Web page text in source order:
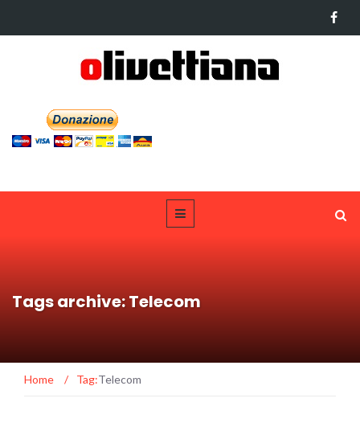
Tags archive: Telecom
Home / Tag:Telecom